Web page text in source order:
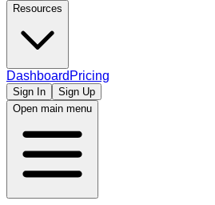
Resources
Dashboard Pricing
Sign In
Sign Up
Open main menu